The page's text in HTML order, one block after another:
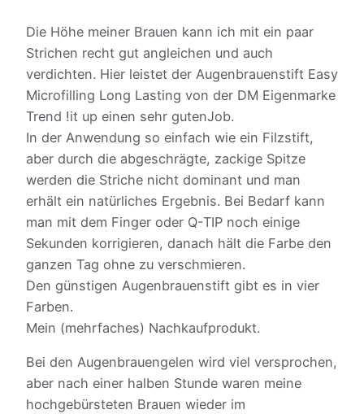
Die Höhe meiner Brauen kann ich mit ein paar
Strichen recht gut angleichen und auch
verdichten. Hier leistet der Augenbrauenstift Easy
Microfilling Long Lasting von der DM Eigenmarke
Trend !it up einen sehr gutenJob.
In der Anwendung so einfach wie ein Filzstift,
aber durch die abgeschrägte, zackige Spitze
werden die Striche nicht dominant und man
erhält ein natürliches Ergebnis. Bei Bedarf kann
man mit dem Finger oder Q-TIP noch einige
Sekunden korrigieren, danach hält die Farbe den
ganzen Tag ohne zu verschmieren.
Den günstigen Augenbrauenstift gibt es in vier
Farben.
Mein (mehrfaches) Nachkaufprodukt.
Bei den Augenbrauengelen wird viel versprochen,
aber nach einer halben Stunde waren meine
hochgebürsteten Brauen wieder im